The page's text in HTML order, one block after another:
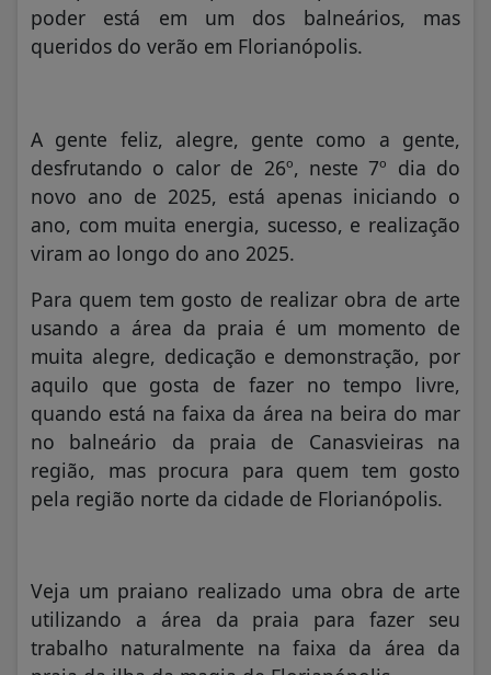
poder está em um dos balneários, mas
queridos do verão em Florianópolis.
A gente feliz, alegre, gente como a gente,
desfrutando o calor de 26º, neste 7º dia do
novo ano de 2025, está apenas iniciando o
ano, com muita energia, sucesso, e realização
viram ao longo do ano 2025.
Para quem tem gosto de realizar obra de arte
usando a área da praia é um momento de
muita alegre, dedicação e demonstração, por
aquilo que gosta de fazer no tempo livre,
quando está na faixa da área na beira do mar
no balneário da praia de Canasvieiras na
região, mas procura para quem tem gosto
pela região norte da cidade de Florianópolis.
Veja um praiano realizado uma obra de arte
utilizando a área da praia para fazer seu
trabalho naturalmente na faixa da área da